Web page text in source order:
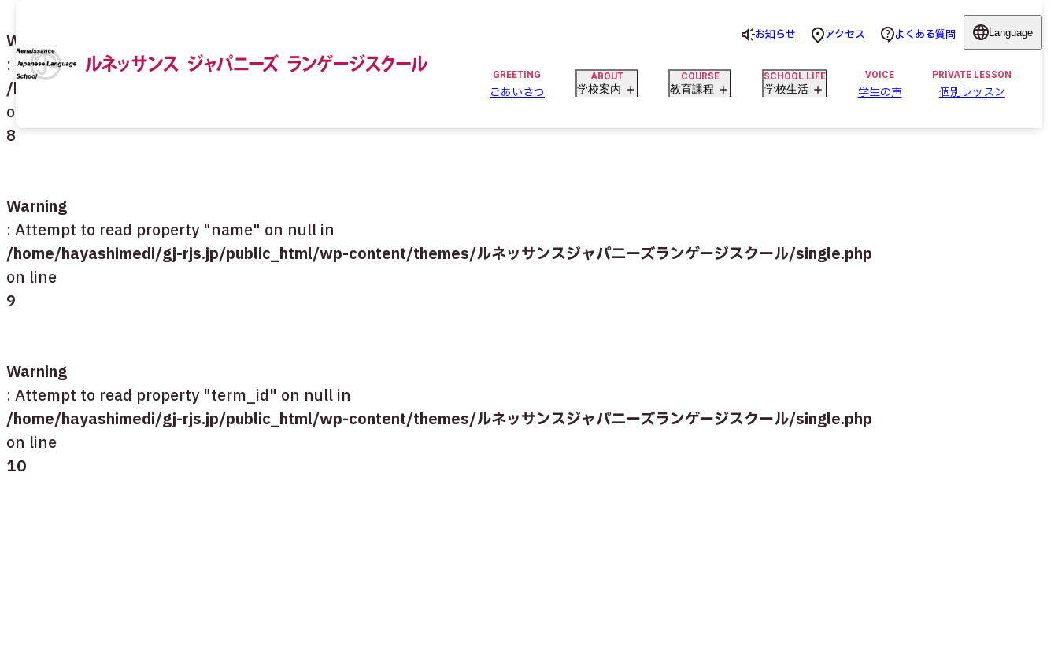
Warning
: Undefined array key 0 in
/home/hayashimedi/gj-rjs.jp/public_html/wp-content/themes/ルネッサンスジャパニーズランゲージスクール/single.php
on line
8
Warning
: Attempt to read property "name" on null in
/home/hayashimedi/gj-rjs.jp/public_html/wp-content/themes/ルネッサンスジャパニーズランゲージスクール/single.php
on line
9
Warning
: Attempt to read property "term_id" on null in
/home/hayashimedi/gj-rjs.jp/public_html/wp-content/themes/ルネッサンスジャパニーズランゲージスクール/single.php
on line
10
お知らせ アクセス よくある質問 Language
ごあいさつ 学校案内 教育課程 学校生活 学生の声 個別レッスン